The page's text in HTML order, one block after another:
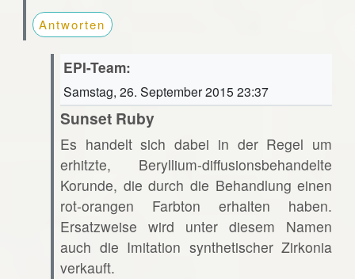
Antworten
EPI-Team:
Samstag, 26. September 2015 23:37
Sunset Ruby
Es handelt sich dabei in der Regel um
erhitzte, Beryllium-diffusionsbehandelte
Korunde, die durch die Behandlung einen
rot-orangen Farbton erhalten haben.
Ersatzweise wird unter diesem Namen
auch die Imitation synthetischer Zirkonia
verkauft.